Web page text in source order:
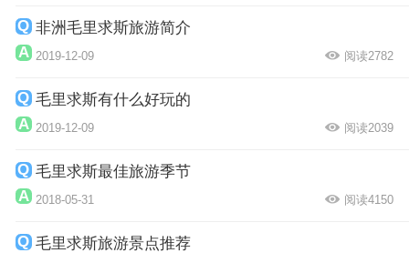
非洲毛里求斯旅游简介
2019-12-09 阅读2782
毛里求斯有什么好玩的
2019-12-09 阅读2039
毛里求斯最佳旅游季节
2018-05-31 阅读4150
毛里求斯旅游景点推荐